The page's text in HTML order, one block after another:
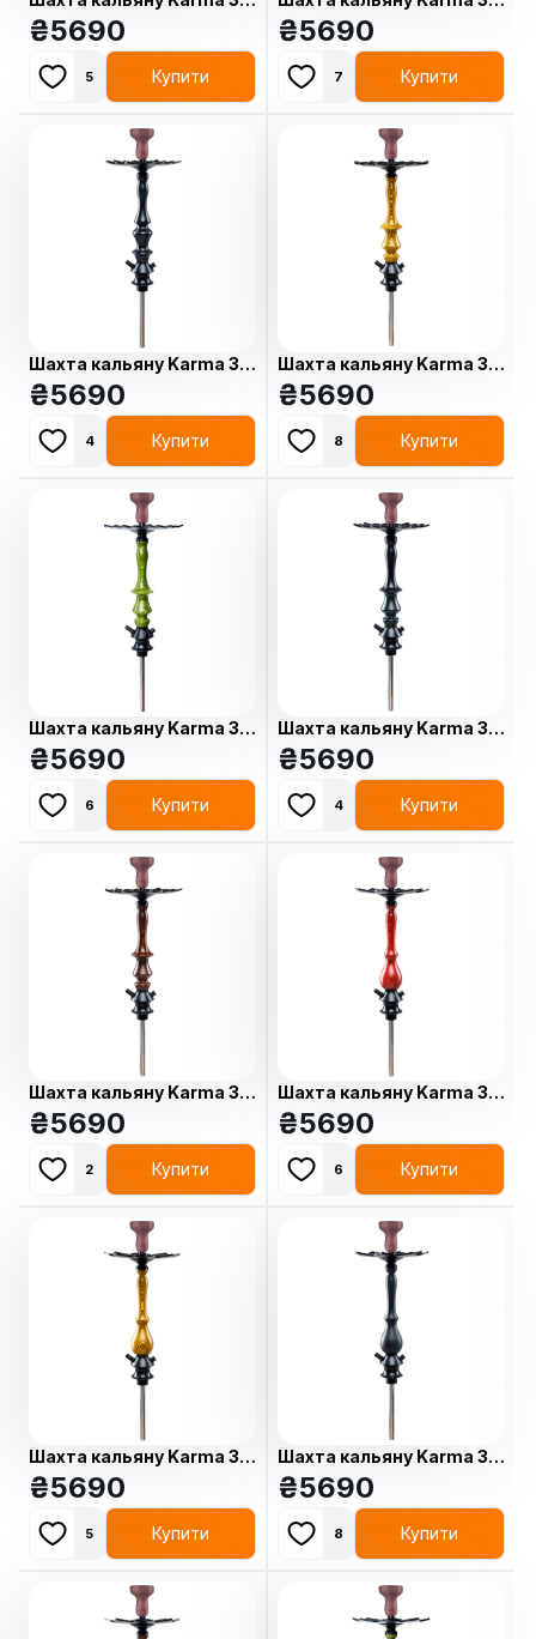
Red
₴5690
5 Купити
Yellow
₴5690
7 Купити
Шахта кальяну Karma 3.3
Black
₴5690
4 Купити
Шахта кальяну Karma 3.2
Yellow
₴5690
8 Купити
Шахта кальяну Karma 3.2
Green
₴5690
6 Купити
Шахта кальяну Karma 3.2
Black
₴5690
4 Купити
Шахта кальяну Karma 3.2
Brown
₴5690
2 Купити
Шахта кальяну Karma 3.1
Red
₴5690
6 Купити
Шахта кальяну Karma 3.1
Yellow
₴5690
5 Купити
Шахта кальяну Karma 3.1
Black
₴5690
8 Купити